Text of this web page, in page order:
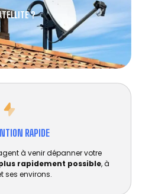
?
RAPIDE
à venir dépanner votre
rapidement possible, à
ses environs.